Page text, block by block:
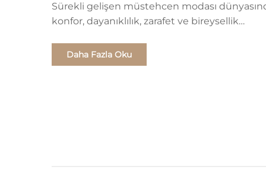
Sürekli gelişen müstehcen modası
konfor, dayanıklılık, zarafet ve bireysellik
bulmak gerçekten bir hazinedir. Bugün,
Baskılı Modal Başörtüsü Koleksiyonumuzu
Daha Fazla Oku